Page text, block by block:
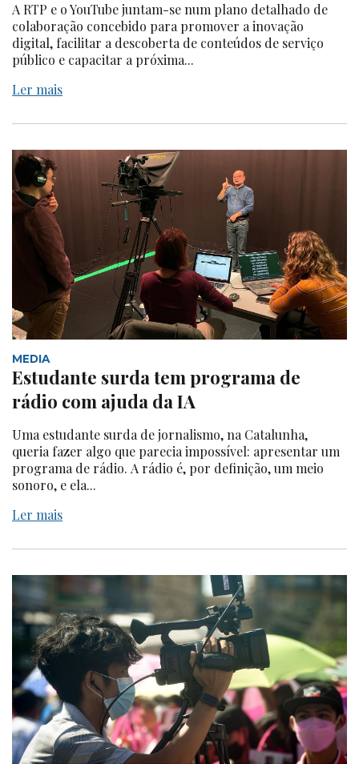
A RTP e o YouTube juntam-se num plano detalhado de
colaboração concebido para promover a inovação
digital, facilitar a descoberta de conteúdos de serviço
público e capacitar a próxima...
Ler mais
MEDIA
Estudante surda tem programa de
rádio com ajuda da IA
Uma estudante surda de jornalismo, na Catalunha,
queria fazer algo que parecia impossível: apresentar um
programa de rádio. A rádio é, por definição, um meio
sonoro, e ela...
Ler mais